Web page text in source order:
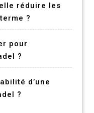
réduire les
?
pour
?
d’une
?